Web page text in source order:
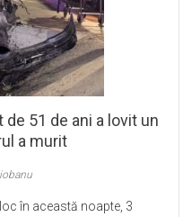
51 de ani a lovit un
a murit
în această noapte, 3